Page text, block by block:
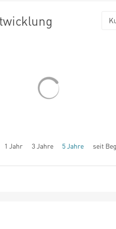
1 Jahr 3 Jahre 5 Jahre seit